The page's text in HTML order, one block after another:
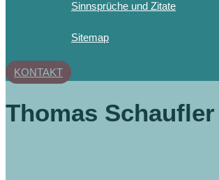
Sinnsprüche und Zitate
Sitemap
KONTAKT
Thomas Schaufler